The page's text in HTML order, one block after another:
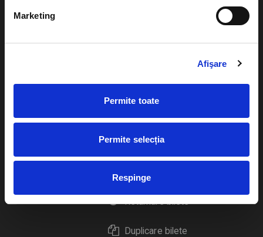
Marketing
Afişare
Permite toate
Permite selecția
Respinge
Cum comand bilete?
eBilet printat acasa
Livrare prin curier
Returnare bilete
Duplicare bilete
Sport
Cultura